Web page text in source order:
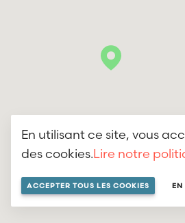
En utilisant ce site, vous
des cookies.Lire notre
ACCEPTER TOUS LES COOKIES EN